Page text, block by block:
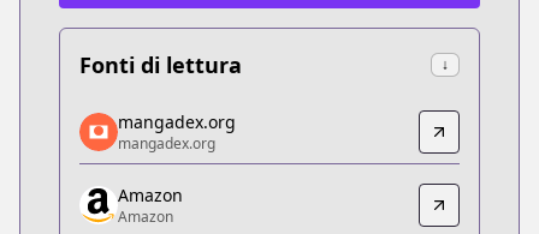
Fonti di lettura ↓
mangadex.org
mangadex.org
https://mangadex.org/title/5865a005-f97c-475d-
Amazon
mangadex.org
mangadex.org
Amazon
Amazon